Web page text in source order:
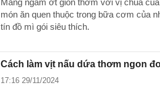
Măng ngâm ớt giòn thơm với vị chua
món ăn quen thuộc trong bữa cơm của
tín đồ mì gói siêu thích.
Cách làm vịt nấu dứa thơm ngon
17:16 29/11/2024